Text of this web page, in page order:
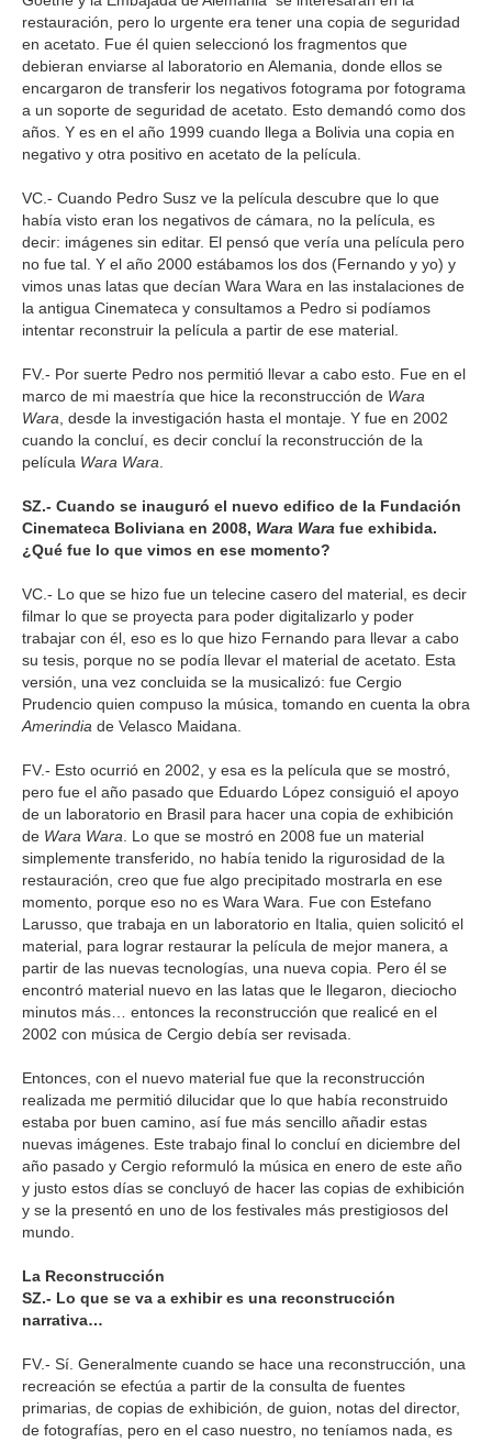
restauración, pero lo urgente era tener una copia de seguridad
en acetato. Fue él quien seleccionó los fragmentos que
debieran enviarse al laboratorio en Alemania, donde ellos se
encargaron de transferir los negativos fotograma por fotograma
a un soporte de seguridad de acetato. Esto demandó como dos
años. Y es en el año 1999 cuando llega a Bolivia una copia en
negativo y otra positivo en acetato de la película.
VC.- Cuando Pedro Susz ve la película descubre que lo que
había visto eran los negativos de cámara, no la película, es
decir: imágenes sin editar. El pensó que vería una película pero
no fue tal. Y el año 2000 estábamos los dos (Fernando y yo) y
vimos unas latas que decían Wara Wara en las instalaciones de
la antigua Cinemateca y consultamos a Pedro si podíamos
intentar reconstruir la película a partir de ese material.
FV.- Por suerte Pedro nos permitió llevar a cabo esto. Fue en el
marco de mi maestría que hice la reconstrucción de Wara
Wara , desde la investigación hasta el montaje. Y fue en 2002
cuando la concluí, es decir concluí la reconstrucción de la
película Wara Wara
SZ.- Cuando se inauguró el nuevo edifico de la Fundación
Cinemateca Boliviana en 2008, Wara Wara fue exhibida.
¿Qué fue lo que vimos en ese momento?
VC.- Lo que se hizo fue un telecine casero del material, es decir
filmar lo que se proyecta para poder digitalizarlo y poder
trabajar con él, eso es lo que hizo Fernando para llevar a cabo
su tesis, porque no se podía llevar el material de acetato. Esta
versión, una vez concluida se la musicalizó: fue Cergio
Prudencio quien compuso la música, tomando en cuenta la obra
Amerindia de Velasco Maidana.
FV.- Esto ocurrió en 2002, y esa es la película que se mostró,
pero fue el año pasado que Eduardo López consiguió el apoyo
de un laboratorio en Brasil para hacer una copia de exhibición
de Wara Wara . Lo que se mostró en 2008 fue un material
simplemente transferido, no había tenido la rigurosidad de la
restauración, creo que fue algo precipitado mostrarla en ese
momento, porque eso no es Wara Wara. Fue con Estefano
Larusso, que trabaja en un laboratorio en Italia, quien solicitó el
material, para lograr restaurar la película de mejor manera, a
partir de las nuevas tecnologías, una nueva copia. Pero él se
encontró material nuevo en las latas que le llegaron, dieciocho
minutos más… entonces la reconstrucción que realicé en el
2002 con música de Cergio debía ser revisada.
Entonces, con el nuevo material fue que la reconstrucción
realizada me permitió dilucidar que lo que había reconstruido
estaba por buen camino, así fue más sencillo añadir estas
nuevas imágenes. Este trabajo final lo concluí en diciembre del
año pasado y Cergio reformuló la música en enero de este año
y justo estos días se concluyó de hacer las copias de exhibición
y se la presentó en uno de los festivales más prestigiosos del
mundo.
La Reconstrucción
SZ.- Lo que se va a exhibir es una reconstrucción
narrativa…
FV.- Sí. Generalmente cuando se hace una reconstrucción, una
recreación se efectúa a partir de la consulta de fuentes
primarias, de copias de exhibición, de guion, notas del director,
de fotografías, pero en el caso nuestro, no teníamos nada, es